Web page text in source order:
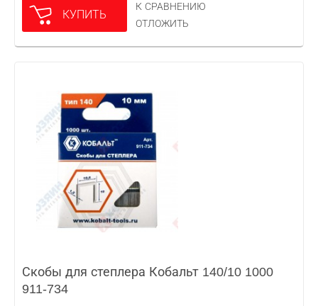
КУПИТЬ
К СРАВНЕНИЮ
ОТЛОЖИТЬ
Скобы для степлера Кобальт 140/10 1000
911-734